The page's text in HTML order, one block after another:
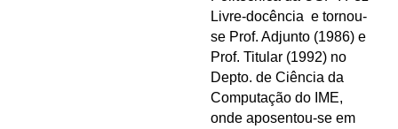
Livre-docência e tornou-
se Prof. Adjunto (1986) e
Prof. Titular (1992) no
Depto. de Ciência da
Computação do IME,
onde aposentou-se em